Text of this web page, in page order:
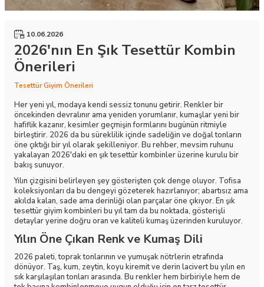
10.06.2026
2026'nın En Şık Tesettür Kombin
Önerileri
Tesettür Giyim Önerileri
Her yeni yıl, modaya kendi sessiz tonunu getirir. Renkler bir
öncekinden devralınır ama yeniden yorumlanır, kumaşlar yeni bir
hafiflik kazanır, kesimler geçmişin formlarını bugünün ritmiyle
birleştirir. 2026 da bu süreklilik içinde sadeliğin ve doğal tonların
öne çıktığı bir yıl olarak şekilleniyor. Bu rehber, mevsim ruhunu
yakalayan 2026'daki en şık tesettür kombinler üzerine kurulu bir
bakış sunuyor.
Yılın çizgisini belirleyen şey gösterişten çok denge oluyor. Tofisa
koleksiyonları da bu dengeyi gözeterek hazırlanıyor; abartısız ama
akılda kalan, sade ama derinliği olan parçalar öne çıkıyor. En şık
tesettür giyim kombinleri bu yıl tam da bu noktada, gösterişli
detaylar yerine doğru oran ve kaliteli kumaş üzerinden kuruluyor.
Yılın Öne Çıkan Renk ve Kumaş Dili
2026 paleti, toprak tonlarının ve yumuşak nötrlerin etrafında
dönüyor. Taş, kum, zeytin, koyu kiremit ve derin lacivert bu yılın en
sık karşılaşılan tonları arasında. Bu renkler hem birbiriyle hem de